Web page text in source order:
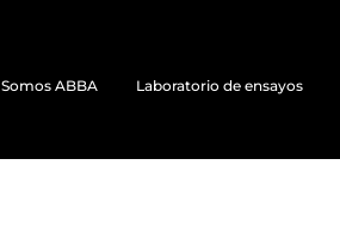
Somos ABBA Laboratorio de ensayos